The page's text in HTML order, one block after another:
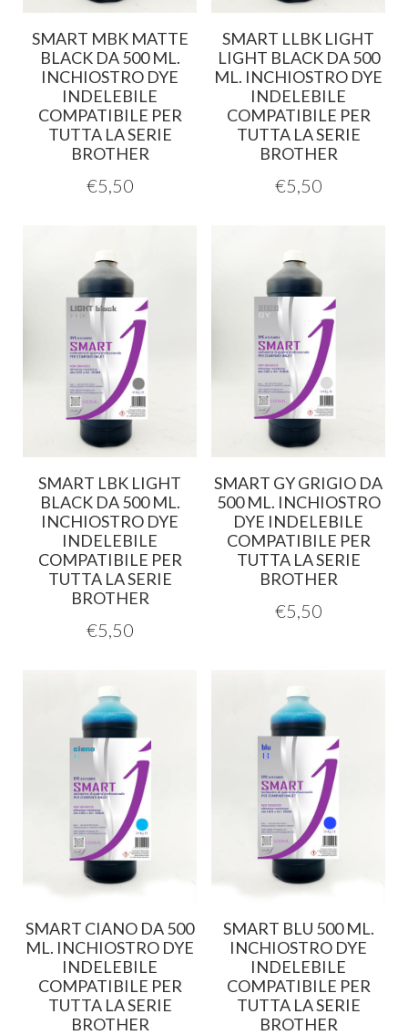
SMART MBK MATTE
BLACK DA 500 ML.
INCHIOSTRO DYE
INDELEBILE
COMPATIBILE PER
TUTTA LA SERIE
BROTHER
€5,50
SMART LLBK LIGHT
LIGHT BLACK DA 500
ML. INCHIOSTRO DYE
INDELEBILE
COMPATIBILE PER
TUTTA LA SERIE
BROTHER
€5,50
SMART LBK LIGHT
BLACK DA 500 ML.
INCHIOSTRO DYE
INDELEBILE
COMPATIBILE PER
TUTTA LA SERIE
BROTHER
€5,50
SMART GY GRIGIO DA
500 ML. INCHIOSTRO
DYE INDELEBILE
COMPATIBILE PER
TUTTA LA SERIE
BROTHER
€5,50
SMART CIANO DA 500
ML. INCHIOSTRO DYE
INDELEBILE
COMPATIBILE PER
TUTTA LA SERIE
BROTHER
SMART BLU 500 ML.
INCHIOSTRO DYE
INDELEBILE
COMPATIBILE PER
TUTTA LA SERIE
BROTHER